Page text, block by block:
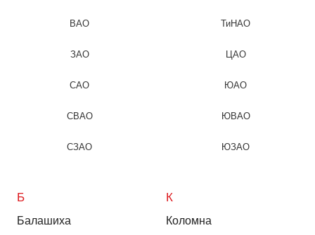
ВАО
ЗАО
САО
СВАО
СЗАО
ТиНАО
ЦАО
ЮАО
ЮВАО
ЮЗАО
Б
Балашиха
К
Коломна